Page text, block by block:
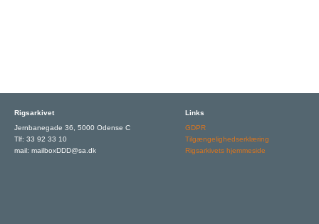
Rigsarkivet
Jernbanegade 36, 5000 Odense C
Tlf: 33 92 33 10
mail: mailboxDDD@sa.dk
Links
GDPR
Tilgængelighedserklæring
Rigsarkivets hjemmeside